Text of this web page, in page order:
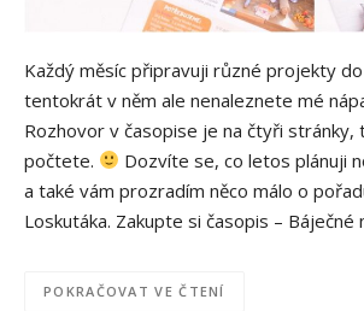
Každý měsíc připravuji různé projekty
tentokrát v něm ale nenaleznete mé
Rozhovor v časopise je na čtyři stránky,
počtete.
Dozvíte se, co letos plánuji
a také vám prozradím něco málo o
Loskutáka. Zakupte si časopis – Báječné
POKRAČOVAT VE ČTENÍ